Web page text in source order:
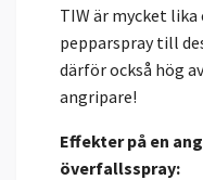
TIW är mycket
pepparspray till
därför också hög
angripare!
Effekter på en
överfallsspray: